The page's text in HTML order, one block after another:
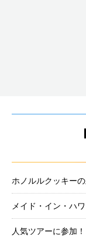
ホノルルクッキー
メイド・イン・ハ
人気ツアーに参加